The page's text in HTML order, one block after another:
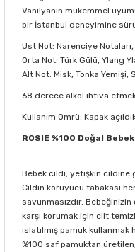
Vanilyanın mükemmel
bir İstanbul deneyimine
Üst Not: Narenciye
Orta Not: Türk Gülü, Ylang
Alt Not: Misk, Tonka Yemişi,
68 derece alkol ihtiva
Kullanım Ömrü: Kapak
ROSIE %100 Doğal
Bebek cildi, yetişkin cildine
Cildin koruyucu tabakası
savunmasızdır.
karşı korumak için cilt
ıslatılmış pamuk
%100 saf pamuktan